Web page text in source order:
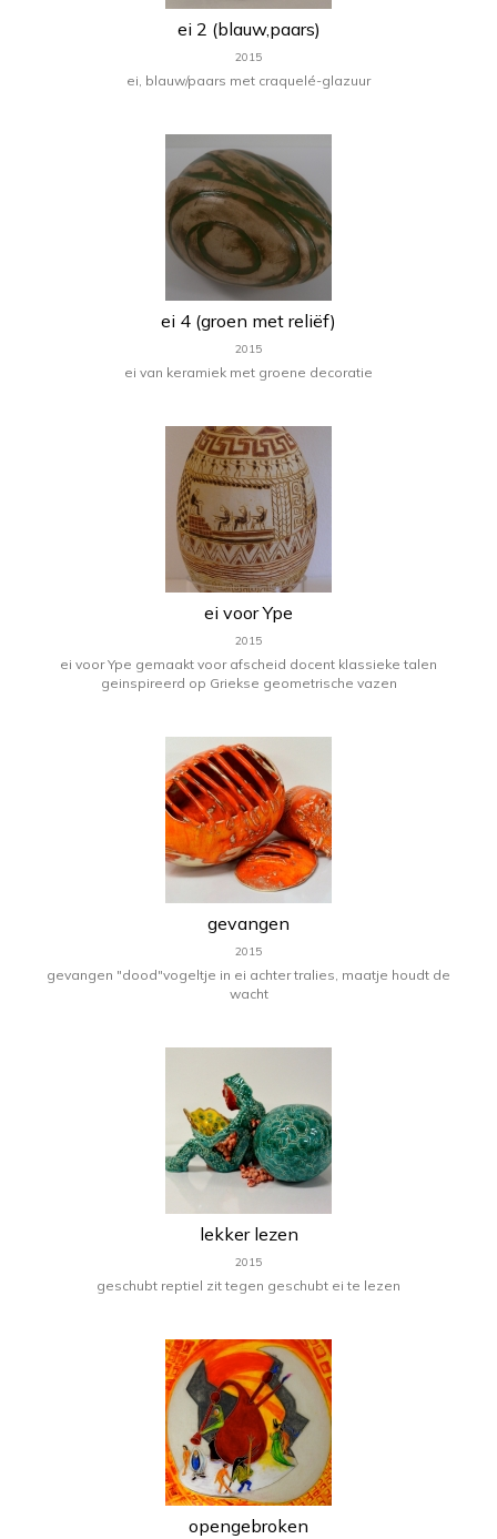
ei 2 (blauw,paars)
2015
ei, blauw/paars met craquelé-glazuur
ei 4 (groen met reliëf)
2015
ei van keramiek met groene decoratie
ei voor Ype
2015
ei voor Ype gemaakt voor afscheid docent klassieke talen
geinspireerd op Griekse geometrische vazen
gevangen
2015
gevangen "dood"vogeltje in ei achter tralies, maatje houdt de
wacht
lekker lezen
2015
geschubt reptiel zit tegen geschubt ei te lezen
opengebroken